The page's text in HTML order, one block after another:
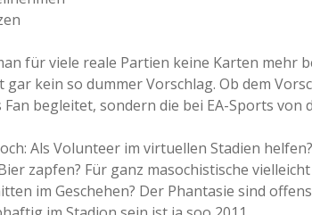
für viele reale Partien keine Karten mehr
kein so dummer Vorschlag. Ob dem
begleitet, sondern die bei EA-Sports von
Als Volunteer im virtuellen Stadien
zapfen? Für ganz masochistische vielleicht
im Geschehen? Der Phantasie sind